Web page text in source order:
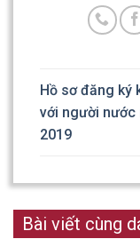
Hồ sơ đăng ký
với người nước
2019
Bài viết cùng